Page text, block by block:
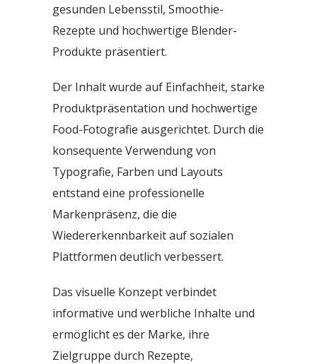
gesunden Lebensstil, Smoothie-
Rezepte und hochwertige Blender-
Produkte präsentiert.
Der Inhalt wurde auf Einfachheit, starke
Produktpräsentation und hochwertige
Food-Fotografie ausgerichtet. Durch die
konsequente Verwendung von
Typografie, Farben und Layouts
entstand eine professionelle
Markenpräsenz, die die
Wiedererkennbarkeit auf sozialen
Plattformen deutlich verbessert.
Das visuelle Konzept verbindet
informative und werbliche Inhalte und
ermöglicht es der Marke, ihre
Zielgruppe durch Rezepte,